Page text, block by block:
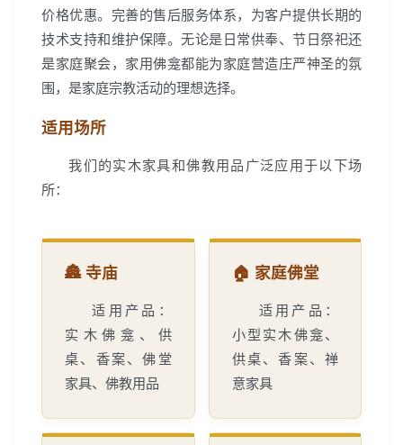
价格优惠。完善的售后服务体系，为客户提供长期的
技术支持和维护保障。无论是日常供奉、节日祭祀还
是家庭聚会，家用佛龛都能为家庭营造庄严神圣的氛
围，是家庭宗教活动的理想选择。
适用场所
我们的实木家具和佛教用品广泛应用于以下场
所：
🏯 寺庙
适用产品：
实木佛龛、供
桌、香案、佛堂
家具、佛教用品
🏠 家庭佛堂
适用产品：
小型实木佛龛、
供桌、香案、禅
意家具